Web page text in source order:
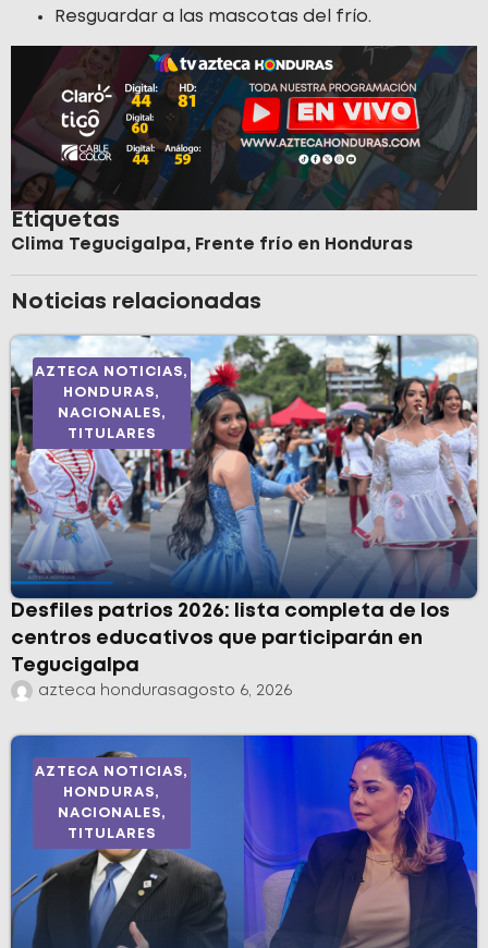
Resguardar a las mascotas del frío.
Etiquetas
Clima Tegucigalpa, Frente frío en Honduras
Noticias relacionadas
AZTECA NOTICIAS,
HONDURAS,
NACIONALES,
TITULARES
Desfiles patrios 2026: lista completa de los
centros educativos que participarán en
Tegucigalpa
azteca hondurasagosto 6, 2026
AZTECA NOTICIAS,
HONDURAS,
NACIONALES,
TITULARES